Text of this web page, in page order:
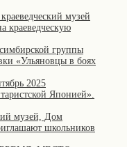
музей
краеведческую
группы
«Ульяновцы в боях
2025
Японией».
музей, Дом
школьников